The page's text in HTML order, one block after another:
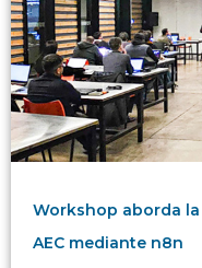
Workshop aborda
AEC mediante n8n